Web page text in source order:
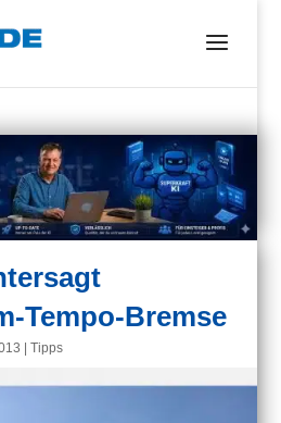
Tempo-Bremse
|Tipps